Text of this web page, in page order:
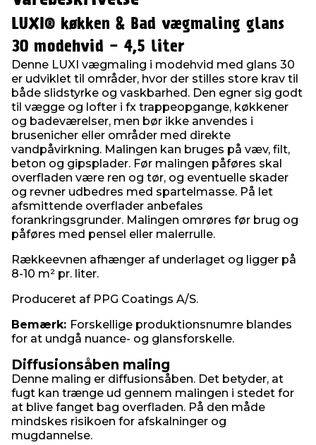
LUXI® køkken & Bad vægmaling glans
30 modehvid - 4,5 liter
Denne LUXI vægmaling i modehvid med glans 30
er udviklet til områder, hvor der stilles store krav til
både slidstyrke og vaskbarhed. Den egner sig godt
til vægge og lofter i fx trappeopgange, køkkener
og badeværelser, men bør ikke anvendes i
brusenicher eller områder med direkte
vandpåvirkning. Malingen kan bruges på væv, filt,
beton og gipsplader. Før malingen påføres skal
overfladen være ren og tør, og eventuelle skader
og revner udbedres med spartelmasse. På let
afsmittende overflader anbefales
forankringsgrunder. Malingen omrøres før brug og
påføres med pensel eller malerrulle.
Rækkeevnen afhænger af underlaget og ligger på
8-10 m² pr. liter.
Produceret af PPG Coatings A/S.
Bemærk: Forskellige produktionsnumre blandes
for at undgå nuance- og glansforskelle.
Diffusionsåben maling
Denne maling er diffusionsåben. Det betyder, at
fugt kan trænge ud gennem malingen i stedet for
at blive fanget bag overfladen. På den måde
mindskes risikoen for afskalninger og
mugdannelse.